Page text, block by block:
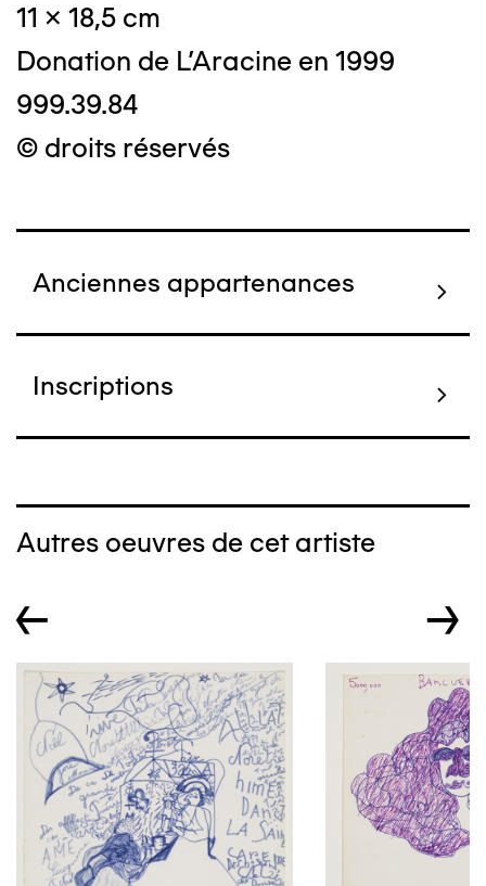
11 x 18,5 cm
Donation de L'Aracine en 1999
999.39.84
© droits réservés
Anciennes appartenances
Inscriptions
Autres oeuvres de cet artiste
← →